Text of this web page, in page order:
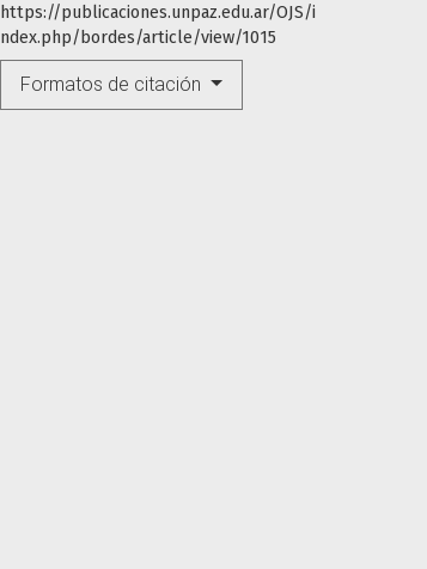
https://publicaciones.unpaz.edu.ar/OJS/i
ndex.php/bordes/article/view/1015
Formatos de citación